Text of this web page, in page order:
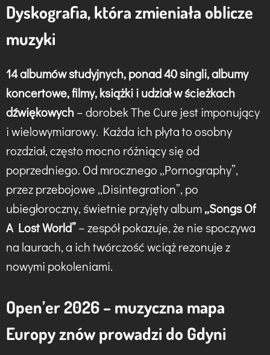
Dyskografia, która zmieniała oblicze
muzyki
14 albumów studyjnych, ponad 40 singli, albumy
koncertowe, filmy, książki i udział w ścieżkach
dźwiękowych– dorobek The Cure jest imponujący
i wielowymiarowy. Każda ich płyta to osobny
rozdział, często mocno różniący się od
poprzedniego. Od mrocznego „Pornography”,
przez przebojowe „Disintegration”, po
ubiegłoroczny, świetnie przyjęty album„Songs Of
A Lost World”– zespół pokazuje, że nie spoczywa
na laurach, a ich twórczość wciąż rezonuje z
nowymi pokoleniami.
Open’er 2026 – muzyczna mapa
Europy znów prowadzi do Gdyni